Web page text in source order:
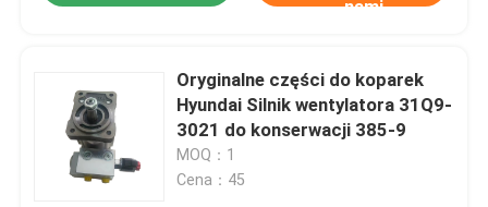
nami
Oryginalne części do koparek
Hyundai Silnik wentylatora 31Q9-
3021 do konserwacji 385-9
MOQ：1
Cena：45